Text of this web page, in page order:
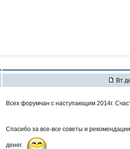
Вт
Всех форумчан с наступающим 2014г.
Спасибо за все-все советы и
денег.